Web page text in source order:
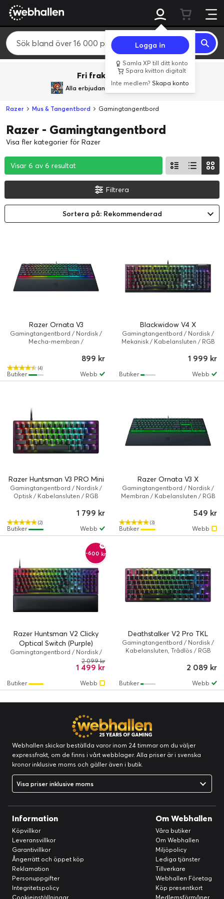
Logga in
Samla XP till ditt konto
Spara kvitton digitalt
Inte medlem?Skapa konto
Fri frakt över 800 kr.
Alla erbjudanden frånBACK TO REALITY
Razer Mus & Tangentbord Gamingtangentbord
Razer - Gamingtangentbord
Visa fler kategorier för Razer
Visar 6 av 6 resultat
Visar 6 av 6 resultat
Visar 6 av 6 resultat
Filtrera
Sortera på: Rekommenderad
Razer Ornata V3
Gamingtangentbord / Nordisk /
Mecha-membran /
(4)
899 kr
Webb
Butiker
Blackwidow V4 X
Gamingtangentbord / Nordisk /
Mekanisk / Kabelansluten / RGB
1 999 kr
Webb
Butiker
Razer Huntsman V3 PRO Mini
Gamingtangentbord / Nordisk /
Optisk / Kabelansluten / RGB
(2)
1 799 kr
Webb
Butiker
Razer Ornata V3 X
Gamingtangentbord / Nordisk /
Membran / Kabelansluten / RGB
(3)
549 kr
Webb
Butiker
-600 kr
Razer Huntsman V2 Clicky
Optical Switch (Purple)
Gamingtangentbord / Nordisk /
Optisk / Kabelansluten / RGB
1 499 kr
2 099 kr
Webb
Butiker
Deathstalker V2 Pro TKL
Gamingtangentbord / Nordisk /
Kabelansluten, Trådlös / RGB
2 089 kr
Webb
Butiker
Webhallen skickar beställda varor inom 24 timmar om du väljer
expressfrakt, om de finns i vårt webblager. Alla priser är i svenska
kronor inklusive moms och gäller även i butik.
Visa priser inklusive moms
Information
Köpvillkor
Leveransvillkor
Garantivillkor
Ångerrätt och öppet köp
Reklamation
Personuppgifter
Integritetspolicy
Cookieinställningar
Om Webhallen
Våra butiker
Om Webhallen
Miljöpolicy
Lediga tjänster
Tillverkare
Webhallen Företag
Köp presentkort
Medlemsförmåner